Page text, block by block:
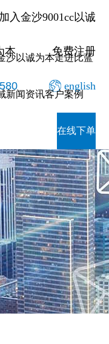
加入金沙9001cc以诚
本 免费注册
english
沙以诚为本走进比蓝
新闻资讯客户案例
在线下单